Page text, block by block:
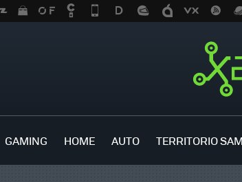
GAMING HOME AUTO TERRITORIO